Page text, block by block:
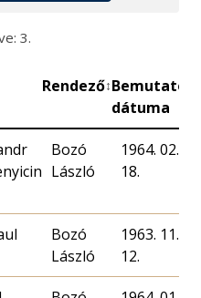
3.
Rendező↕Bemutató
dátuma
Bozó
László
1964. 02.
18.
Bozó
László
1963. 11.
12.